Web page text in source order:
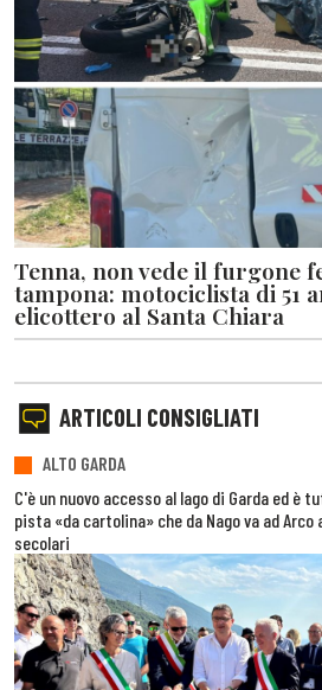
Tenna, non vede il furgone
tampona: motociclista di 51
elicottero al Santa Chiara
ARTICOLI CONSIGLIATI
ALTO GARDA
C'è un nuovo accesso al lago di Garda ed è
pista «da cartolina» che da Nago va ad
secolari